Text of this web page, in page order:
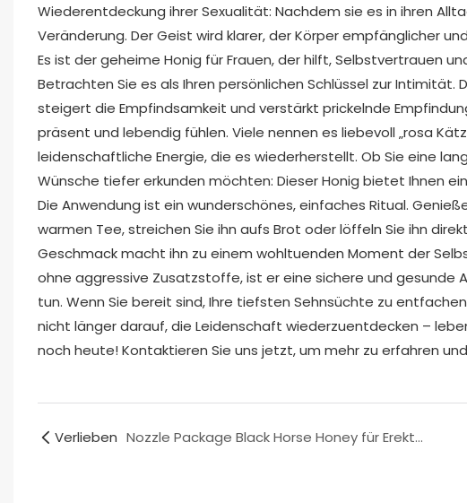
Wiederentdeckung ihrer Sexualität: Nachdem sie es in ihren
Veränderung. Der Geist wird klarer, der Körper empfänglicher
Es ist der geheime Honig für Frauen, der hilft, Selbstvertrauen
Betrachten Sie es als Ihren persönlichen Schlüssel zur
steigert die Empfindsamkeit und verstärkt prickelnde
präsent und lebendig fühlen. Viele nennen es liebevoll „rosa
leidenschaftliche Energie, die es wiederherstellt. Ob Sie eine
Wünsche tiefer erkunden möchten: Dieser Honig bietet Ihnen
Die Anwendung ist ein wunderschönes, einfaches Ritual.
warmen Tee, streichen Sie ihn aufs Brot oder löffeln Sie ihn
Geschmack macht ihn zu einem wohltuenden Moment der
ohne aggressive Zusatzstoffe, ist er eine sichere und gesunde
tun. Wenn Sie bereit sind, Ihre tiefsten Sehnsüchte zu
nicht länger darauf, die Leidenschaft wiederzuentdecken –
noch heute! Kontaktieren Sie uns jetzt, um mehr zu erfahren
Verlieben Nozzle Package Black Horse Honey für Erektionsprobleme. Schluss mit klebrigen Händen!